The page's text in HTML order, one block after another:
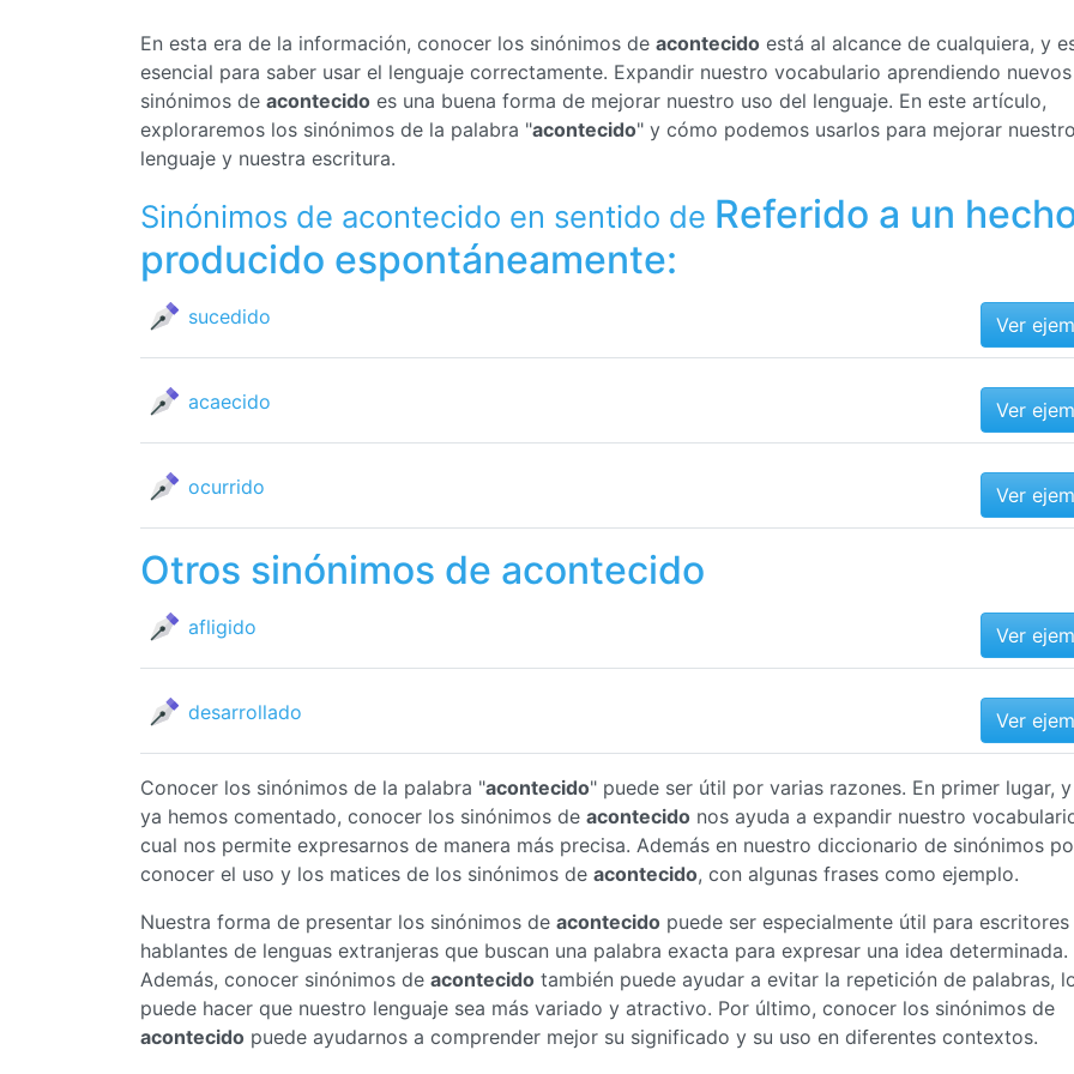
En esta era de la información, conocer los sinónimos de acontecido está al alcance de cualquiera, y
esencial para saber usar el lenguaje correctamente. Expandir nuestro vocabulario aprendiendo nuevos
sinónimos de acontecido es una buena forma de mejorar nuestro uso del lenguaje. En este artículo,
exploraremos los sinónimos de la palabra "acontecido" y cómo podemos usarlos para mejorar
lenguaje y nuestra escritura.
Sinónimos de acontecido en sentido de Referido a un
producido espontáneamente:
sucedido Ver
acaecido Ver
ocurrido Ver
Otros sinónimos de acontecido
afligido Ver
desarrollado Ver
Conocer los sinónimos de la palabra "acontecido" puede ser útil por varias razones. En primer lugar,
ya hemos comentado, conocer los sinónimos de acontecido nos ayuda a expandir nuestro
cual nos permite expresarnos de manera más precisa. Además en nuestro diccionario de sinónimos
conocer el uso y los matices de los sinónimos de acontecido, con algunas frases como ejemplo.
Nuestra forma de presentar los sinónimos de acontecido puede ser especialmente útil para
hablantes de lenguas extranjeras que buscan una palabra exacta para expresar una idea determinada.
Además, conocer sinónimos de acontecido también puede ayudar a evitar la repetición de palabras,
puede hacer que nuestro lenguaje sea más variado y atractivo. Por último, conocer los sinónimos de
acontecido puede ayudarnos a comprender mejor su significado y su uso en diferentes contextos.